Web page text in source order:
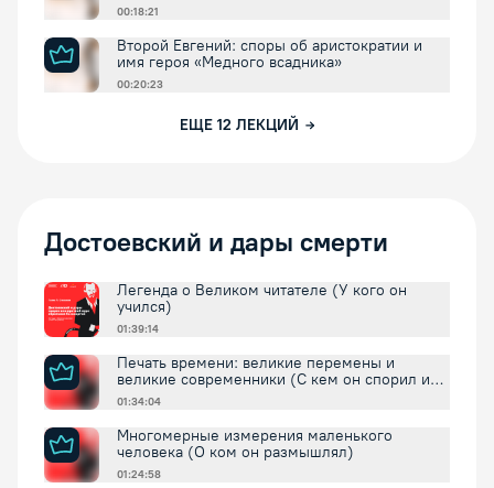
00:18:21
Второй Евгений: споры об аристократии и
имя героя «Медного всадника»
00:20:23
ЕЩЕ 12 ЛЕКЦИЙ
Достоевский и дары смерти
Легенда о Великом читателе (У кого он
учился)
01:39:14
Печать времени: великие перемены и
великие современники (С кем он спорил и
соглашался)
01:34:04
Многомерные измерения маленького
человека (О ком он размышлял)
01:24:58